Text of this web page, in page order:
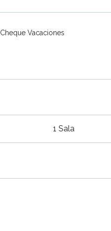
Cheque Vacaciones
1 Sala